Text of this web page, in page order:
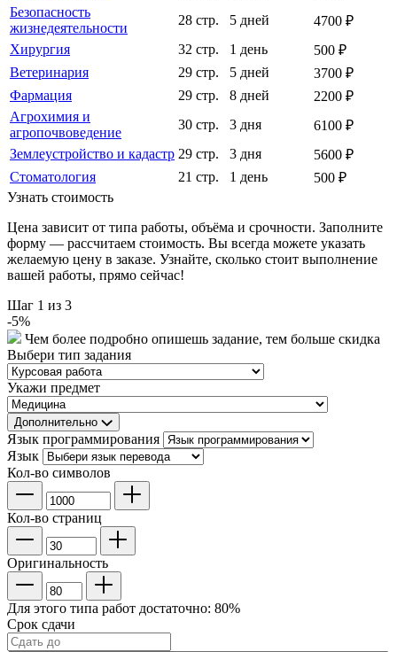
Безопасность
жизнедеятельности
28 стр. 5 дней
4700 ₽
Хирургия
32 стр. 1 день
500 ₽
Ветеринария
29 стр. 5 дней
3700 ₽
Фармация
29 стр. 8 дней
2200 ₽
Агрохимия и
агропочвоведение
30 стр. 3 дня
6100 ₽
Землеустройство и кадастр 29 стр. 3 дня
5600 ₽
Стоматология
21 стр. 1 день
500 ₽
Узнать стоимость
Цена зависит от типа работы, объёма и срочности. Заполните
форму — рассчитаем стоимость. Вы всегда можете указать
желаемую цену в заказе. Узнайте, сколько стоит выполнение
вашей работы, прямо сейчас!
Шаг 1 из 3
-5%
Чем более подробно опишешь задание, тем больше скидка
Выбери тип задания
Укажи предмет
Дополнительно
Язык программирования
Язык
Кол-во символов
Кол-во страниц
Оригинальность
Для этого типа работ достаточно: 80%
Срок сдачи